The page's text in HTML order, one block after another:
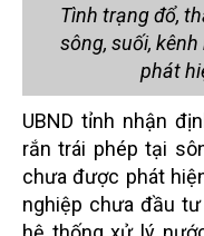
Tình trạng đổ,
sông, suối,
phát
UBND tỉnh nhận
rắn trái phép tại
chưa được phát
nghiệp chưa đầu